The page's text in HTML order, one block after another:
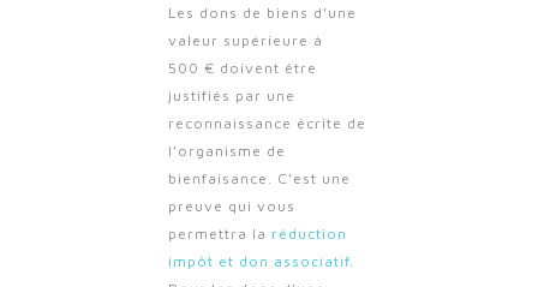
Les dons de biens d’une
valeur supérieure à
500 € doivent être
justifiés par une
reconnaissance écrite de
l’organisme de
bienfaisance. C’est une
preuve qui vous
permettra la réduction
impôt et don associatif